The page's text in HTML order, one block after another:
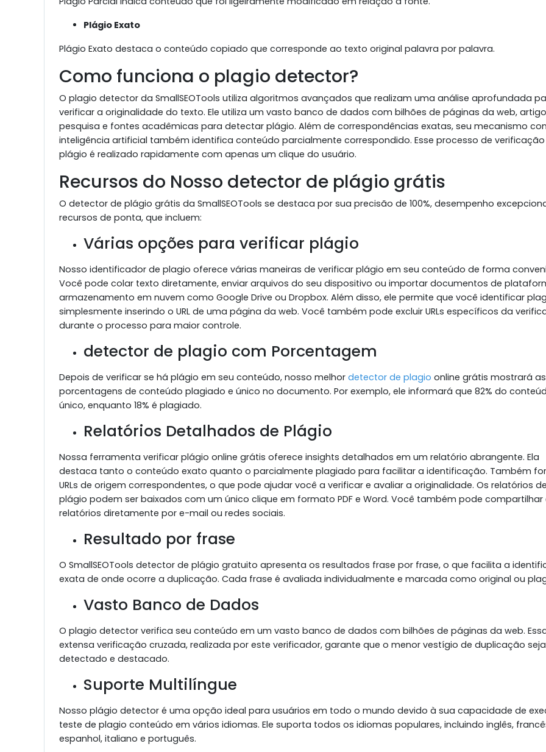
Plágio Exato
Plágio Exato destaca o conteúdo copiado que corresponde ao texto original palavra por palavra.
Como funciona o plagio detector?
O plagio detector da SmallSEOTools utiliza algoritmos avançados que realizam uma análise aprofundada
verificar a originalidade do texto. Ele utiliza um vasto banco de dados com bilhões de páginas da web,
pesquisa e fontes acadêmicas para detectar plágio. Além de correspondências exatas, seu mecanismo
inteligência artificial também identifica conteúdo parcialmente correspondido. Esse processo de
plágio é realizado rapidamente com apenas um clique do usuário.
Recursos do Nosso detector de plágio grátis
O detector de plágio grátis da SmallSEOTools se destaca por sua precisão de 100%, desempenho
recursos de ponta, que incluem:
Várias opções para verificar plágio
Nosso identificador de plagio oferece várias maneiras de verificar plágio em seu conteúdo de forma
Você pode colar texto diretamente, enviar arquivos do seu dispositivo ou importar documentos de
armazenamento em nuvem como Google Drive ou Dropbox. Além disso, ele permite que você identificar
simplesmente inserindo o URL de uma página da web. Você também pode excluir URLs específicos da
durante o processo para maior controle.
detector de plagio com Porcentagem
Depois de verificar se há plágio em seu conteúdo, nosso melhor detector de plagio online grátis mostrará as
porcentagens de conteúdo plagiado e único no documento. Por exemplo, ele informará que 82% do
único, enquanto 18% é plagiado.
Relatórios Detalhados de Plágio
Nossa ferramenta verificar plágio online grátis oferece insights detalhados em um relatório abrangente. Ela
destaca tanto o conteúdo exato quanto o parcialmente plagiado para facilitar a identificação. Também
URLs de origem correspondentes, o que pode ajudar você a verificar e avaliar a originalidade. Os relatórios de
plágio podem ser baixados com um único clique em formato PDF e Word. Você também pode compartilhar
relatórios diretamente por e-mail ou redes sociais.
Resultado por frase
O SmallSEOTools detector de plágio gratuito apresenta os resultados frase por frase, o que facilita a
exata de onde ocorre a duplicação. Cada frase é avaliada individualmente e marcada como original ou
Vasto Banco de Dados
O plagio detector verifica seu conteúdo em um vasto banco de dados com bilhões de páginas da web.
extensa verificação cruzada, realizada por este verificador, garante que o menor vestígio de duplicação seja
detectado e destacado.
Suporte Multilíngue
Nosso plágio detector é uma opção ideal para usuários em todo o mundo devido à sua capacidade de
teste de plagio conteúdo em vários idiomas. Ele suporta todos os idiomas populares, incluindo inglês,
espanhol, italiano e português.